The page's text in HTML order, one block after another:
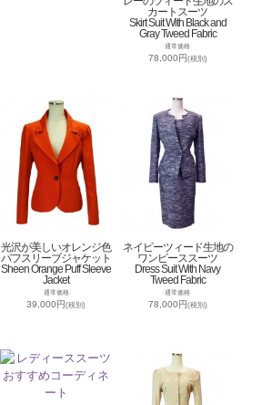
カートスーツ
Skirt Suit With Black and
Gray Tweed Fabric
通常価格
78,000円(税別)
光沢が美しいオレンジ色
パフスリーブジャケット
Sheen Orange Puff Sleeve
Jacket
通常価格
39,000円(税別)
ネイビーツィード生地の
ワンピーススーツ
Dress Suit With Navy
Tweed Fabric
通常価格
78,000円(税別)